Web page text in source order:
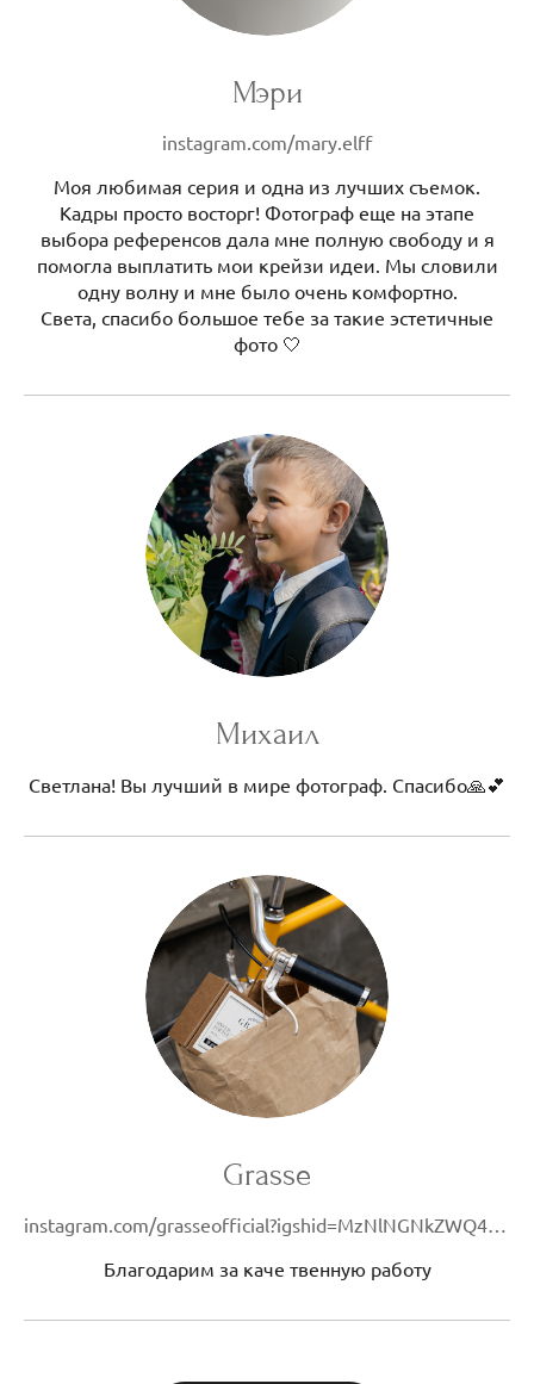
Мэри
instagram.com/mary.elff
Моя любимая серия и одна из лучших съемок.
Кадры просто восторг! Фотограф еще на этапе
выбора референсов дала мне полную свободу и я
помогла выплатить мои крейзи идеи. Мы словили
одну волну и мне было очень комфортно.
Света, спасибо большое тебе за такие эстетичные
фото 🤍
Михаил
Светлана! Вы лучший в мире фотограф. Спасибо🙏💕
Grasse
Благодарим за каче твенную работу